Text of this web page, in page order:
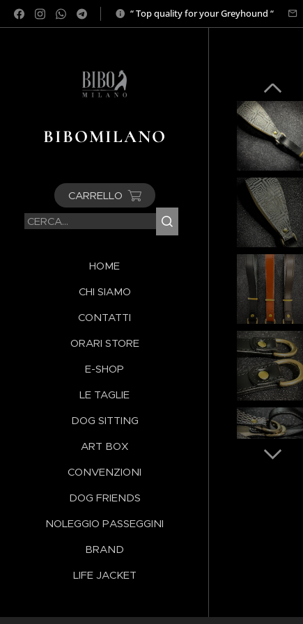
“ Top quality for your Greyhound “
BIBOMILANO
CARRELLO
HOME
CHI SIAMO
CONTATTI
ORARI STORE
E-SHOP
LE TAGLIE
DOG SITTING
ART BOX
CONVENZIONI
DOG FRIENDS
NOLEGGIO PASSEGGINI
BRAND
LIFE JACKET